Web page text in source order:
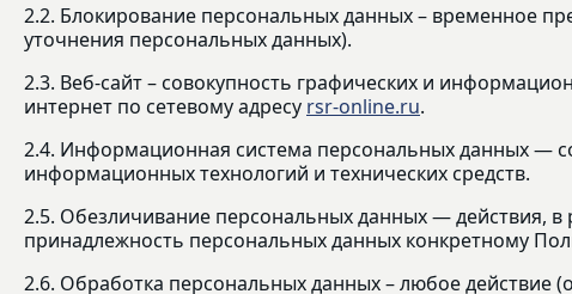
2.2. Блокирование персональных данных – временное
уточнения персональных данных).
2.3. Веб-сайт – совокупность графических и
интернет по сетевому адресу rsr-online.ru.
2.4. Информационная система персональных данных —
информационных технологий и технических средств.
2.5. Обезличивание персональных данных — действия,
принадлежность персональных данных конкретному
2.6. Обработка персональных данных – любое действие